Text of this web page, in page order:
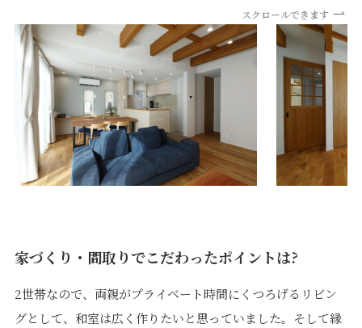
スクロールできます
家づくり・間取りでこだわったポイントは?
2世帯なので、両親がプライベート時間にくつろげるリビン
グとして、和室は広く作りたいと思っていました。そして縁